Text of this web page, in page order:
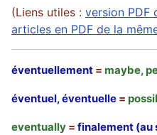
(Liens utiles : version PDF
articles en PDF de la
éventuellement = maybe,
éventuel, éventuelle =
eventually = finalement (au